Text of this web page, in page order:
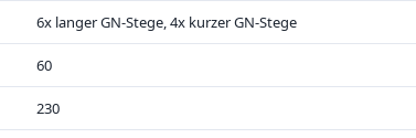
6x langer GN-Stege, 4x kurzer GN-Stege
60
230